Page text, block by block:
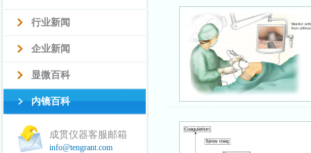
行业新闻
企业新闻
显微百科
内镜百科
成贯仪器客服邮箱
info@tengrant.com